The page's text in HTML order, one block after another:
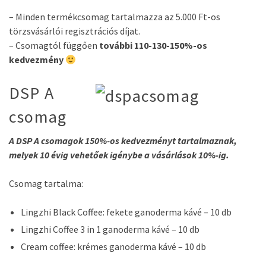
– Minden termékcsomag tartalmazza az 5.000 Ft-os
törzsvásárlói regisztrációs díjat.
– Csomagtól függően további 110-130-150%-os
kedvezmény
DSP A
csomag
A DSP A csomagok 150%-os kedvezményt tartalmaznak,
melyek 10 évig vehetőek igénybe a vásárlások 10%-ig.
Csomag tartalma:
Lingzhi Black Coffee: fekete ganoderma kávé – 10 db
Lingzhi Coffee 3 in 1 ganoderma kávé – 10 db
Cream coffee: krémes ganoderma kávé – 10 db